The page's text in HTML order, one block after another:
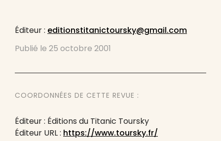
Éditeur : editionstitanictoursky@gmail.com
Publié le 25 octobre 2001
COORDONNÉES DE CETTE REVUE :
Éditeur : Éditions du Titanic Toursky
Éditeur URL : https://www.toursky.fr/